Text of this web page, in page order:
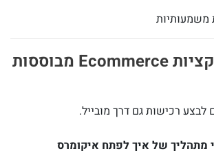
משמעותיות
פיתוח אפליקציות Ecommerce מבוססות
לבצע רכישות גם דרך מובייל.
מתהליך של איך לפתח איקומרס